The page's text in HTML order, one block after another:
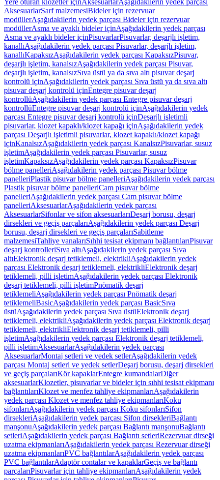
Yere oturan klozetler içinAksesuarlarAşağıdakilerin yedek parçası
AksesuarlarSarf malzemesiBideler için rezervuar
modüllerAşağıdakilerin yedek parçası Bideler için rezervuar
modüllerAsma ve ayaklı bideler içinAşağıdakilerin yedek parçası
Asma ve ayaklı bideler içinPisuvarlarPisuvarlar, deşarjlı işletim,
kanallıAşağıdakilerin yedek parçası Pisuvarlar, deşarjlı işletim,
kanallıKapaksızAşağıdakilerin yedek parçası KapaksızPisuvar,
deşarjlı işletim, kanalsızAşağıdakilerin yedek parçası Pisuvar,
deşarjlı işletim, kanalsızSıva üstü ya da sıva altı pisuvar deşarj
kontrolü içinAşağıdakilerin yedek parçası Sıva üstü ya da sıva altı
pisuvar deşarj kontrolü içinEntegre pisuvar deşarj
kontrollüAşağıdakilerin yedek parçası Entegre pisuvar deşarj
kontrollüEntegre pisuvar deşarj kontrolü içinAşağıdakilerin yedek
parçası Entegre pisuvar deşarj kontrolü içinDeşarjlı işletimli
pisuvarlar, klozet kapaklı/klozet kapağı içinAşağıdakilerin yedek
parçası Deşarjlı işletimli pisuvarlar, klozet kapaklı/klozet kapağı
içinKanalsızAşağıdakilerin yedek parçası KanalsızPisuvarlar, susuz
işletimAşağıdakilerin yedek parçası Pisuvarlar, susuz
işletimKapaksızAşağıdakilerin yedek parçası KapaksızPisuvar
bölme panelleriAşağıdakilerin yedek parçası Pisuvar bölme
panelleriPlastik pisuvar bölme panelleriAşağıdakilerin yedek parçası
Plastik pisuvar bölme panelleriCam pisuvar bölme
panelleriAşağıdakilerin yedek parçası Cam pisuvar bölme
panelleriAksesuarlarAşağıdakilerin yedek parçası
AksesuarlarSifonlar ve sifon aksesuarlarıDeşarj borusu, deşarj
dirsekleri ve geçiş parçalarıAşağıdakilerin yedek parçası Deşarj
borusu, deşarj dirsekleri ve geçiş parçalarıSabitleme
malzemesiTahliye vanalarıSıhhi tesisat ekipmanı bağlantılarıPisuvar
deşarj kontrolleriSıva altıAşağıdakilerin yedek parçası Sıva
altıElektronik deşarj tetiklemeli, elektrikliAşağıdakilerin yedek
parçası Elektronik deşarj tetiklemeli, elektrikliElektronik deşarj
tetiklemeli, pilli işletimAşağıdakilerin yedek parçası Elektronik
deşarj tetiklemeli, pilli işletimPnömatik deşarj
tetiklemeliAşağıdakilerin yedek parçası Pnömatik deşarj
tetiklemeliBasicAşağıdakilerin yedek parçası BasicSıva
üstüAşağıdakilerin yedek parçası Sıva üstüElektronik deşarj
tetiklemeli, elektrikliAşağıdakilerin yedek parçası Elektronik deşarj
tetiklemeli, elektrikliElektronik deşarj tetiklemeli, pilli
işletimAşağıdakilerin yedek parçası Elektronik deşarj tetiklemeli,
pilli işletimAksesuarlarAşağıdakilerin yedek parçası
AksesuarlarMontaj setleri ve yedek setlerAşağıdakilerin yedek
parçası Montaj setleri ve yedek setlerDeşarj borusu, deşarj dirsekleri
ve geçiş parçalarıKör kapaklarEntegre kumandalarDiğer
aksesuarlarKlozetler, pisuvarlar ve bideler için sıhhi tesisat ekipmanı
bağlantılarıKlozet ve menfez tahliye ekipmanlarıAşağıdakilerin
yedek parçası Klozet ve menfez tahliye ekipmanlarıKoku
sifonlarıAşağıdakilerin yedek parçası Koku sifonlarıSifon
dirsekleriAşağıdakilerin yedek parçası Sifon dirsekleriBağlantı
manşonuAşağıdakilerin yedek parçası Bağlantı manşonuBağlantı
setleriAşağıdakilerin yedek parçası Bağlantı setleriRezervuar dirseği
uzatma ekipmanlarıAşağıdakilerin yedek parçası Rezervuar dirseği
uzatma ekipmanlarıPVC bağlantılarAşağıdakilerin yedek parçası
PVC bağlantılarAdaptör contalar ve kapaklarGeçiş ve bağlantı
parçalarıPisuvarlar için tahliye ekipmanlarıAşağıdakilerin yedek